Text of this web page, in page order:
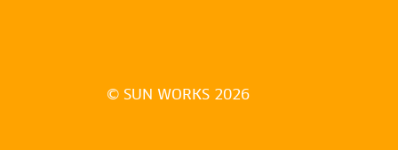
© SUN WORKS 2026